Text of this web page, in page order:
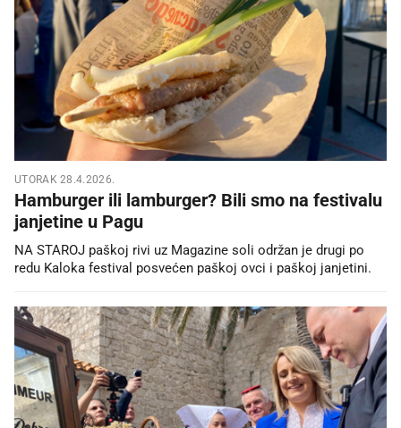
UTORAK 28.4.2026.
Hamburger ili lamburger? Bili smo na festivalu
janjetine u Pagu
NA STAROJ paškoj rivi uz Magazine soli održan je drugi po
redu Kaloka festival posvećen paškoj ovci i paškoj janjetini.